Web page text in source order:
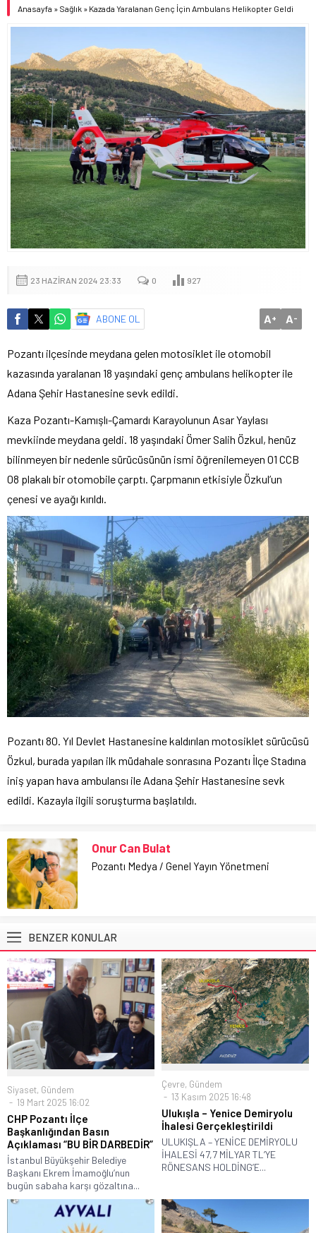
Anasayfa » Sağlık » Kazada Yaralanan Genç İçin Ambulans Helikopter Geldi
23 HAZIRAN 2024 23:33 0 927
ABONE OL A+ A-
Pozantı ilçesinde meydana gelen motosiklet ile otomobil
kazasında yaralanan 18 yaşındaki genç ambulans helikopter ile
Adana Şehir Hastanesine sevk edildi.
Kaza Pozantı-Kamışlı-Çamardı Karayolunun Asar Yaylası
mevkiinde meydana geldi. 18 yaşındaki Ömer Salih Özkul, henüz
bilinmeyen bir nedenle sürücüsünün ismi öğrenilemeyen 01 CCB
08 plakalı bir otomobile çarptı. Çarpmanın etkisiyle Özkul’un
çenesi ve ayağı kırıldı.
Pozantı 80. Yıl Devlet Hastanesine kaldırılan motosiklet sürücüsü
Özkul, burada yapılan ilk müdahale sonrasına Pozantı İlçe Stadına
iniş yapan hava ambulansı ile Adana Şehir Hastanesine sevk
edildi. Kazayla ilgili soruşturma başlatıldı.
Onur Can Bulat
Pozantı Medya / Genel Yayın Yönetmeni
BENZER KONULAR
Siyaset, Gündem
19 Mart 2025 16:02
CHP Pozantı İlçe
Başkanlığından Basın
Açıklaması “BU BİR DARBEDİR”
İstanbul Büyükşehir Belediye
Başkanı Ekrem İmamoğlu’nun
bugün sabaha karşı gözaltına...
Çevre, Gündem
13 Kasım 2025 16:48
Ulukışla – Yenice Demiryolu
İhalesi Gerçekleştirildi
ULUKIŞLA – YENİCE DEMİRYOLU
İHALESİ 47,7 MİLYAR TL’YE
RÖNESANS HOLDİNG’E...